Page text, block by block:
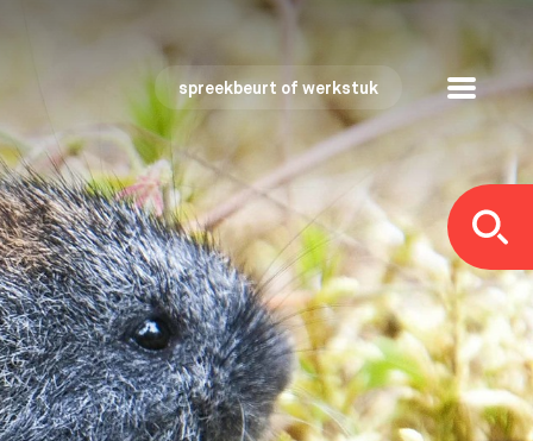
spreekbeurt of werkstuk